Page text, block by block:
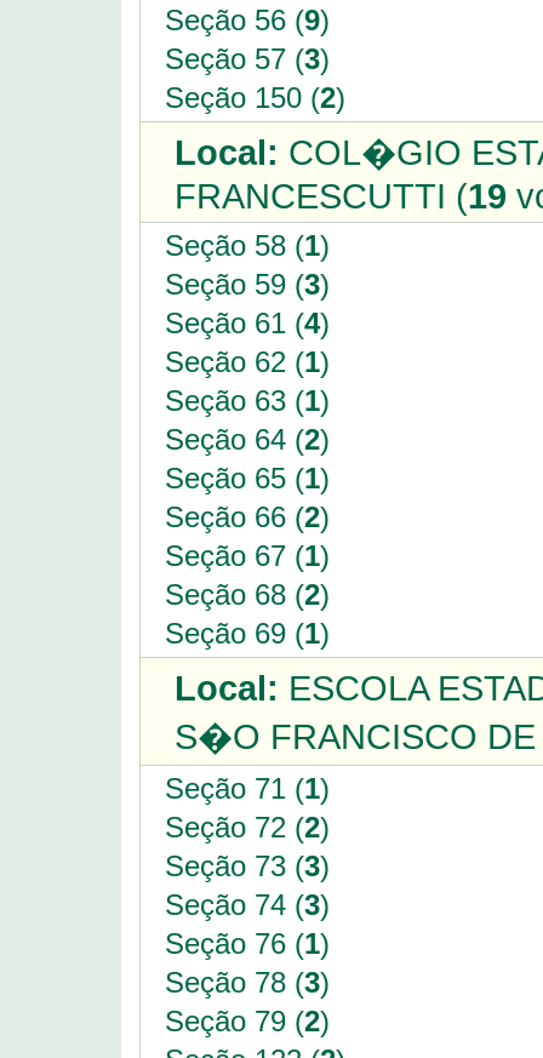
Seção 56 (9)
Seção 57 (3)
Seção 150 (2)
Local: COL�GIO
FRANCESCUTTI (19
Seção 58 (1)
Seção 59 (3)
Seção 61 (4)
Seção 62 (1)
Seção 63 (1)
Seção 64 (2)
Seção 65 (1)
Seção 66 (2)
Seção 67 (1)
Seção 68 (2)
Seção 69 (1)
Local: ESCOLA
S�O FRANCISCO DE
Seção 71 (1)
Seção 72 (2)
Seção 73 (3)
Seção 74 (3)
Seção 76 (1)
Seção 78 (3)
Seção 79 (2)